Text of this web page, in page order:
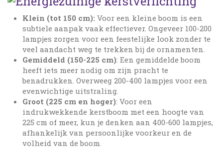
Klein (tot 150 cm): Voor een kleine boom is een
subtiele aanpak vaak effectiever. Ongeveer 100-200
lampjes zorgen voor een feestelijke look zonder te
veel aandacht weg te trekken bij de ornamenten.
Gemiddeld (150-225 cm): Een gemiddelde boom
heeft iets meer nodig om zijn pracht te
benadrukken. Overweeg 200-400 lampjes voor een
evenwichtige uitstraling.
Groot (225 cm en hoger): Voor een
indrukwekkende kerstboom met een hoogte van
225 cm of meer, kun je denken aan 400-600 lampjes,
afhankelijk van persoonlijke voorkeur en de
volheid van de boom.